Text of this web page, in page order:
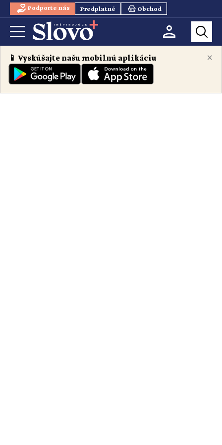
Podporte nás Predplatné Obchod
×
📱 Vyskúšajte našu mobilnú aplikáciu